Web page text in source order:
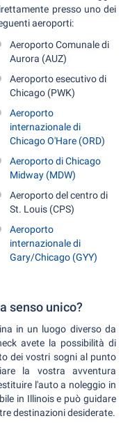
presso uno dei
aeroporti:
Aeroporto Comunale di
Aurora (AUZ)
Aeroporto esecutivo di
Chicago (PWK)
Aeroporto
internazionale di
Chicago O'Hare (ORD)
Aeroporto di Chicago
Midway (MDW)
Aeroporto del centro di
St. Louis (CPS)
Aeroporto
internazionale di
Gary/Chicago (GYY)
senso unico?
in un luogo diverso da
avete la possibilità di
dei vostri sogni al punto
la vostra avventura
l'auto a noleggio in
in Illinois e può guidare
destinazioni desiderate.